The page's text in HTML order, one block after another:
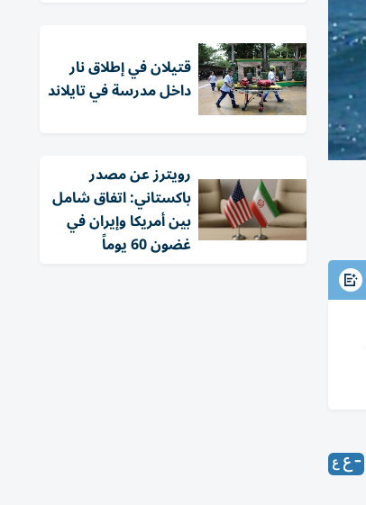
قتيلان في إطلاق نار
داخل مدرسة في تايلاند
‏رويترز عن مصدر
باكستاني: اتفاق شامل
بين أمريكا وإيران في
غضون 60 يوماً